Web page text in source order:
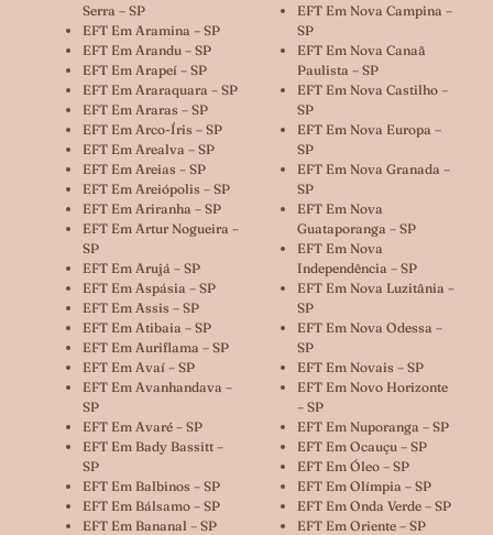
Serra – SP
EFT Em Aramina – SP
EFT Em Arandu – SP
EFT Em Arapeí – SP
EFT Em Araraquara – SP
EFT Em Araras – SP
EFT Em Arco-Íris – SP
EFT Em Arealva – SP
EFT Em Areias – SP
EFT Em Areiópolis – SP
EFT Em Ariranha – SP
EFT Em Artur Nogueira –
SP
EFT Em Arujá – SP
EFT Em Aspásia – SP
EFT Em Assis – SP
EFT Em Atibaia – SP
EFT Em Auriflama – SP
EFT Em Avaí – SP
EFT Em Avanhandava –
SP
EFT Em Avaré – SP
EFT Em Bady Bassitt –
SP
EFT Em Balbinos – SP
EFT Em Bálsamo – SP
EFT Em Bananal – SP
EFT Em Nova Campina –
SP
EFT Em Nova Canaã
Paulista – SP
EFT Em Nova Castilho –
SP
EFT Em Nova Europa –
SP
EFT Em Nova Granada –
SP
EFT Em Nova
Guataporanga – SP
EFT Em Nova
Independência – SP
EFT Em Nova Luzitânia –
SP
EFT Em Nova Odessa –
SP
EFT Em Novais – SP
EFT Em Novo Horizonte
– SP
EFT Em Nuporanga – SP
EFT Em Ocauçu – SP
EFT Em Óleo – SP
EFT Em Olímpia – SP
EFT Em Onda Verde – SP
EFT Em Oriente – SP